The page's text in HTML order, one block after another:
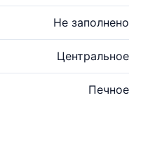
Не заполнено
Центральное
Печное